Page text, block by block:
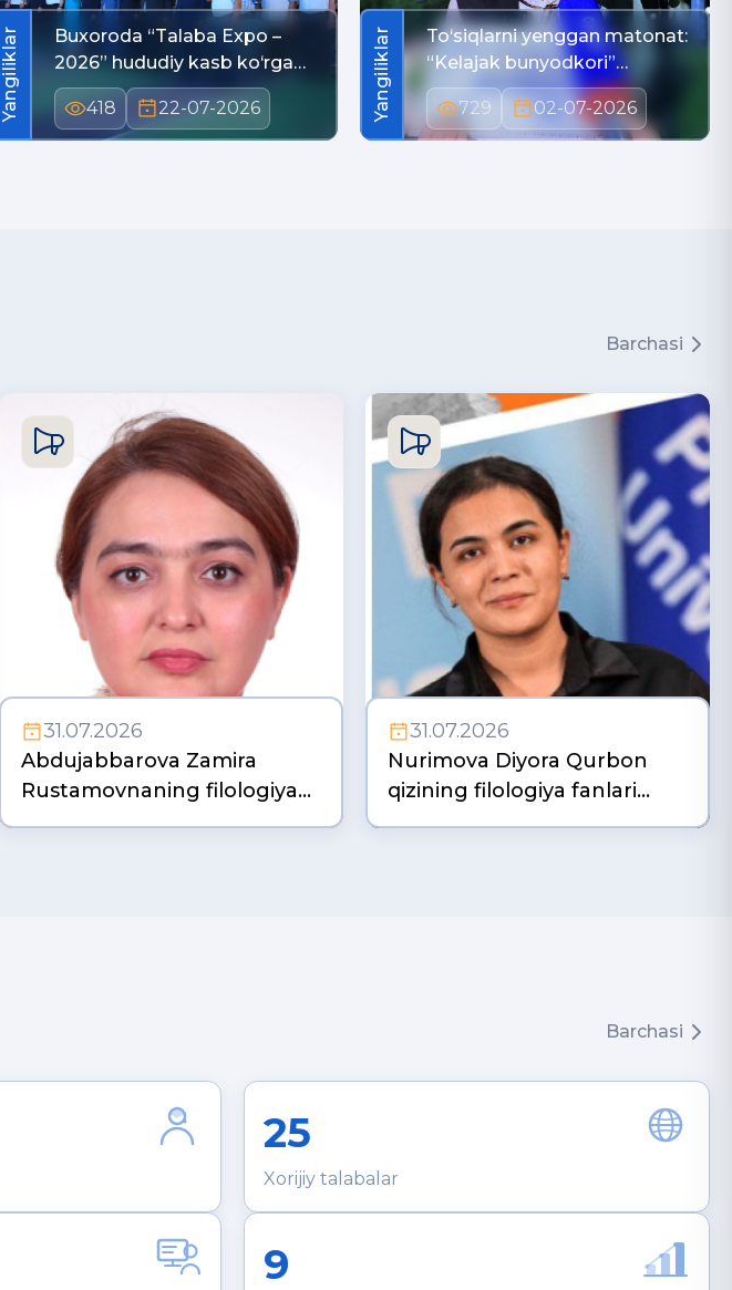
Yangiliklar
Buxoroda “Talaba Expo –
2026” hududiy kasb ko‘rga…
418 22-07-2026 Yangiliklar
To‘siqlarni yenggan matonat:
“Kelajak bunyodkori”…
729 02-07-2026
Barchasi
31.07.2026
Abdujabbarova Zamira
Rustamovnaning filologiya
fanlari doktori (DSc) …
31.07.2026
Nurimova Diyora Qurbon
qizining filologiya fanlari
bo‘yicha falsafa d…
Barchasi
25
Xorijiy talabalar
9